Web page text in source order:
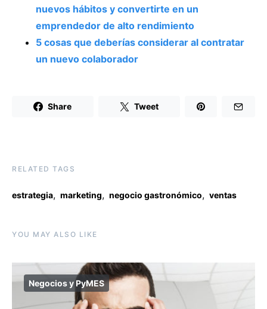
nuevos hábitos y convertirte en un
emprendedor de alto rendimiento
5 cosas que deberías considerar al contratar
un nuevo colaborador
Share Tweet
RELATED TAGS
estrategia, marketing, negocio gastronómico, ventas
YOU MAY ALSO LIKE
Negocios y PyMES